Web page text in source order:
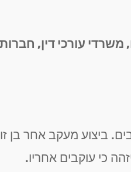
עורכי דין,
ביצוע מעקב אחר בן
כי עוקבים אחריו.